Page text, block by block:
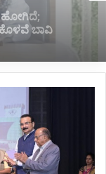
ನಡೆ
ಬೊಮ್ಮಾಯಿ*